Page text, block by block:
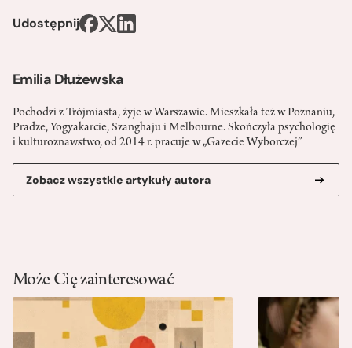
Emilia Dłużewska
Pochodzi z Trójmiasta, żyje w Warszawie. Mieszkała też w Poznaniu,
Pradze, Yogyakarcie, Szanghaju i Melbourne. Skończyła psychologię
i kulturoznawstwo, od 2014 r. pracuje w „Gazecie Wyborczej”
Zobacz wszystkie artykuły autora
Udostępnij
Może Cię zainteresować